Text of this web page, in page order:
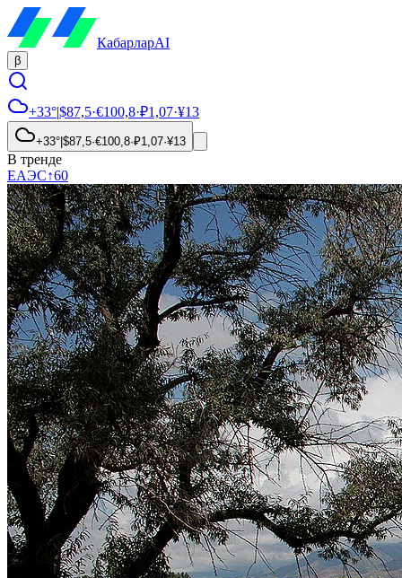
КабарларAI
β
+33°|$87,5·€100,8·₽1,07·¥13
+33° $87,5·€100,8·₽1,07·¥13
В тренде
ЕАЭС↑60